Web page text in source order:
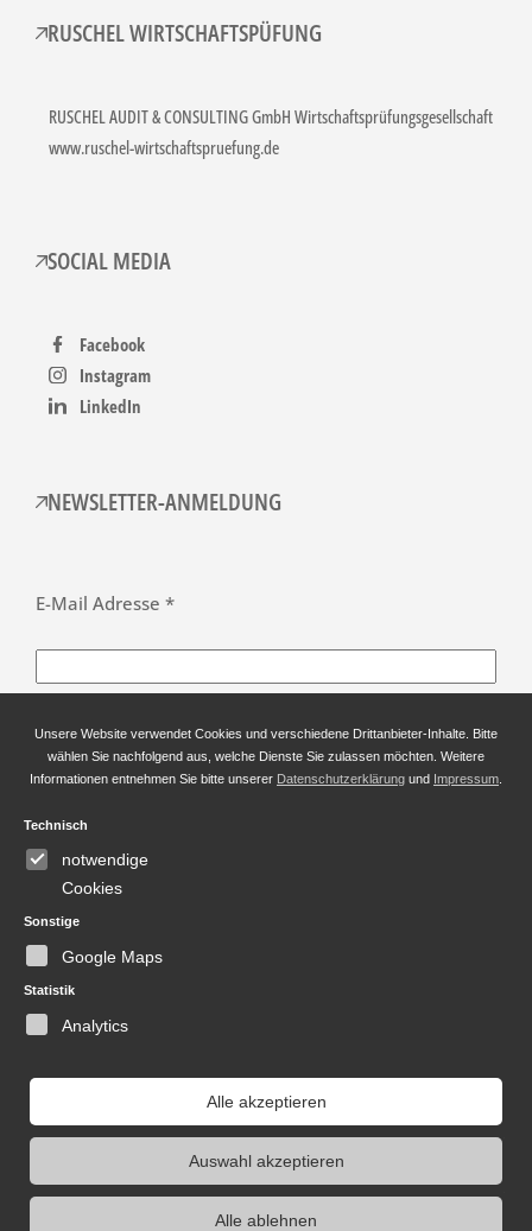
RUSCHEL WIRTSCHAFTSPÜFUNG
RUSCHEL AUDIT & CONSULTING GmbH Wirtschaftsprüfungsgesellschaft
www.ruschel-wirtschaftspruefung.de
SOCIAL MEDIA
Facebook
Instagram
LinkedIn
NEWSLETTER-ANMELDUNG
E-Mail Adresse *
Vorname
Nachname *
dieses
leer.
Ich habe die Datenschutzbestimmungen gelesen
und akzeptiert. *
Unsere Website verwendet Cookies und verschiedene Drittanbieter-Inhalte. Bitte
wählen Sie nachfolgend aus, welche Dienste Sie zulassen möchten. Weitere
Informationen entnehmen Sie bitte unserer Datenschutzerklärung und Impressum
Technisch
notwendige
Cookies
Sonstige
Google Maps
Statistik
Analytics
Alle akzeptieren
Auswahl akzeptieren
Alle ablehnen